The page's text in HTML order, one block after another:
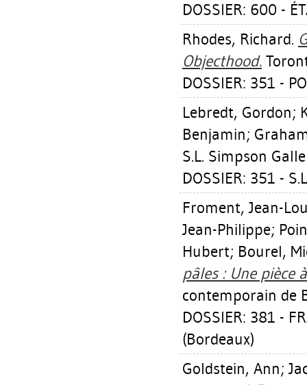
DOSSIER: 600 -
Rhodes, Richard.
Objecthood.
DOSSIER: 351 -
Lebredt, Gordon;
Benjamin;
S.L. Simpson
DOSSIER: 351 -
Froment, Jean-
Jean-Philippe;
Hubert; Bourel,
pâles : Une pièce
contemporain de
DOSSIER: 381 -
(Bordeaux)
Goldstein, Ann;